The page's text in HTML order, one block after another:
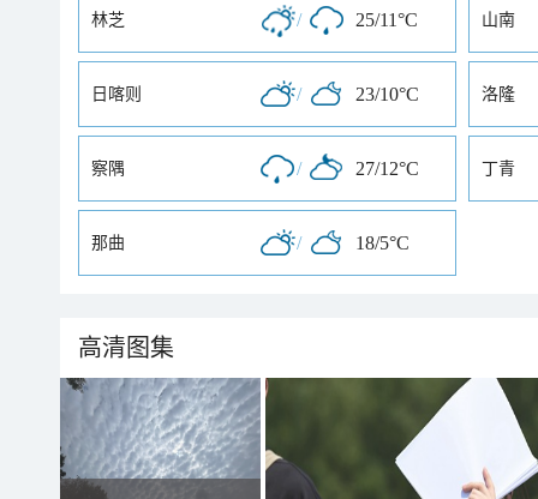
林芝 / 25/11°C 山南
日喀则 / 23/10°C 洛隆
察隅 / 27/12°C 丁青
那曲 / 18/5°C
高清图集